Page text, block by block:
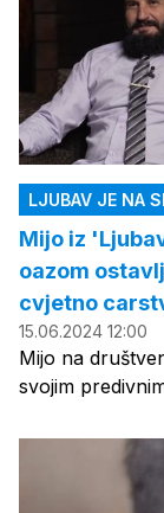
LJUBAV JE NA
Mijo iz
oazom
cvjetno
15.06.2024 12:00
Mijo na
svojim